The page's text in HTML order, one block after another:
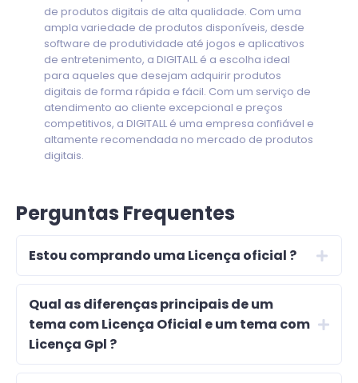
de produtos digitais de alta qualidade. Com uma
ampla variedade de produtos disponíveis, desde
software de produtividade até jogos e aplicativos
de entretenimento, a DIGITALL é a escolha ideal
para aqueles que desejam adquirir produtos
digitais de forma rápida e fácil. Com um serviço de
atendimento ao cliente excepcional e preços
competitivos, a DIGITALL é uma empresa confiável e
altamente recomendada no mercado de produtos
digitais.
Perguntas Frequentes
Estou comprando uma Licença oficial ?
Qual as diferenças principais de um
tema com Licença Oficial e um tema com
Licença Gpl ?